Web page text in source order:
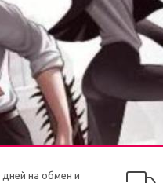
дней на обмен и